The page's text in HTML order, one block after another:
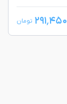
۲۹۱٬۴۵۰ تومان